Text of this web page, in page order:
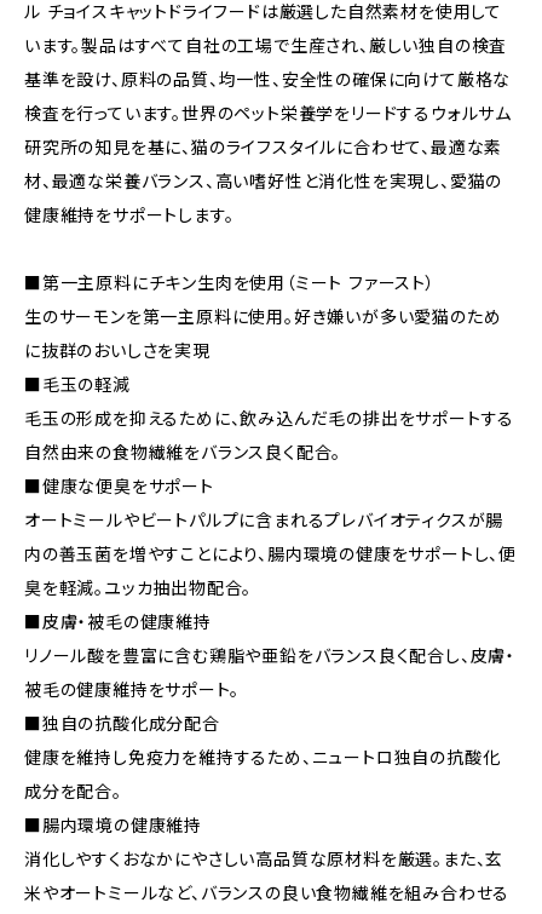
ル チョイスキャットドライフードは厳選した自然素材を使用して
います。製品はすべて自社の工場で生産され、厳しい独自の検査
基準を設け、原料の品質、均一性、安全性の確保に向けて厳格な
検査を行っています。世界のペット栄養学をリードするウォルサム
研究所の知見を基に、猫のライフスタイルに合わせて、最適な素
材、最適な栄養バランス、高い嗜好性と消化性を実現し、愛猫の
健康維持をサポートします。
■第一主原料にチキン生肉を使用（ミート ファースト）
生のサーモンを第一主原料に使用。好き嫌いが多い愛猫のため
に抜群のおいしさを実現
■毛玉の軽減
毛玉の形成を抑えるために、飲み込んだ毛の排出をサポートする
自然由来の食物繊維をバランス良く配合。
■健康な便臭をサポート
オートミールやビートパルプに含まれるプレバイオティクスが腸
内の善玉菌を増やすことにより、腸内環境の健康をサポートし、便
臭を軽減。ユッカ抽出物配合。
■皮膚・被毛の健康維持
リノール酸を豊富に含む鶏脂や亜鉛をバランス良く配合し、皮膚・
被毛の健康維持をサポート。
■独自の抗酸化成分配合
健康を維持し免疫力を維持するため、ニュートロ独自の抗酸化
成分を配合。
■腸内環境の健康維持
消化しやすくおなかにやさしい高品質な原材料を厳選。また、玄
米やオートミールなど、バランスの良い食物繊維を組み合わせる